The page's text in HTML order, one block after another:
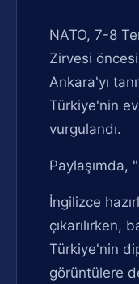
NATO, 7-8
Zirvesi
Ankara'yı
Türkiye'nin
vurgulandı.
Paylaşımda,
İngilizce
Türkiye'nin
görüntülere